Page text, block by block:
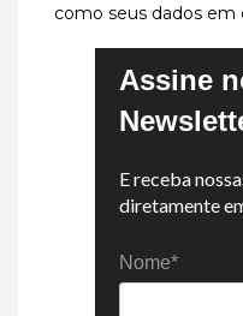
como seus dados em
Assine
E receba
diretamente
Nome*